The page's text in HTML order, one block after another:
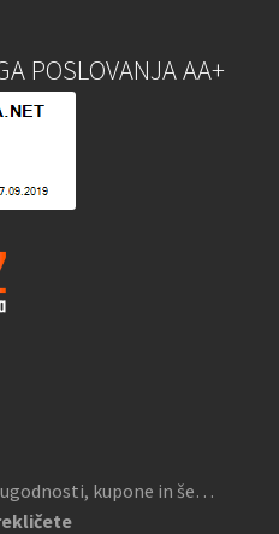
POSLOVANJA AA+
kupone in še…